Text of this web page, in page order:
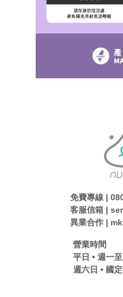
免費專線 |
客服信箱 |
異業合作 |
營業時間
平日 • 週一
週六日 • 國